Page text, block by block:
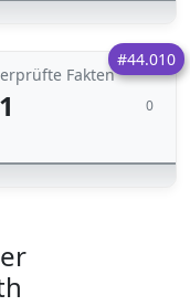
#44.010
Fakten
0